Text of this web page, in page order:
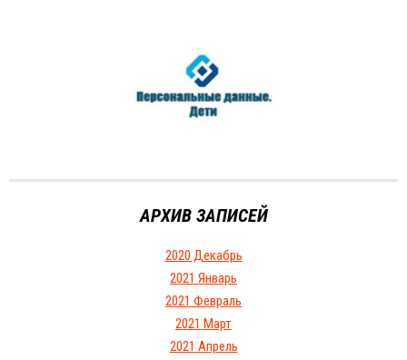
АРХИВ ЗАПИСЕЙ
2020 Декабрь
2021 Январь
2021 Февраль
2021 Март
2021 Апрель